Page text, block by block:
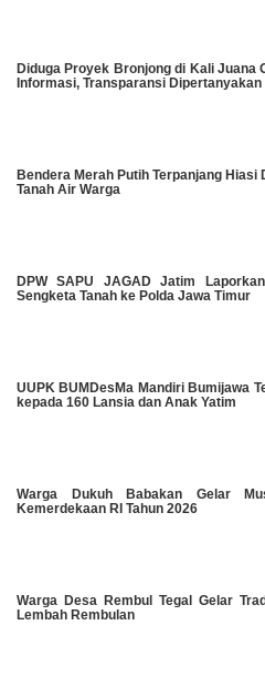
Diduga Proyek Bronjong di Kali Juana
Informasi, Transparansi Dipertanyakan
Bendera Merah Putih Terpanjang
Tanah Air Warga
DPW SAPU JAGAD Jatim
Sengketa Tanah ke Polda Jawa Timur
UUPK BUMDesMa Mandiri Bumijawa
kepada 160 Lansia dan Anak Yatim
Warga Dukuh Babakan Gelar
Kemerdekaan RI Tahun 2026
Warga Desa Rembul Tegal Gelar
Lembah Rembulan